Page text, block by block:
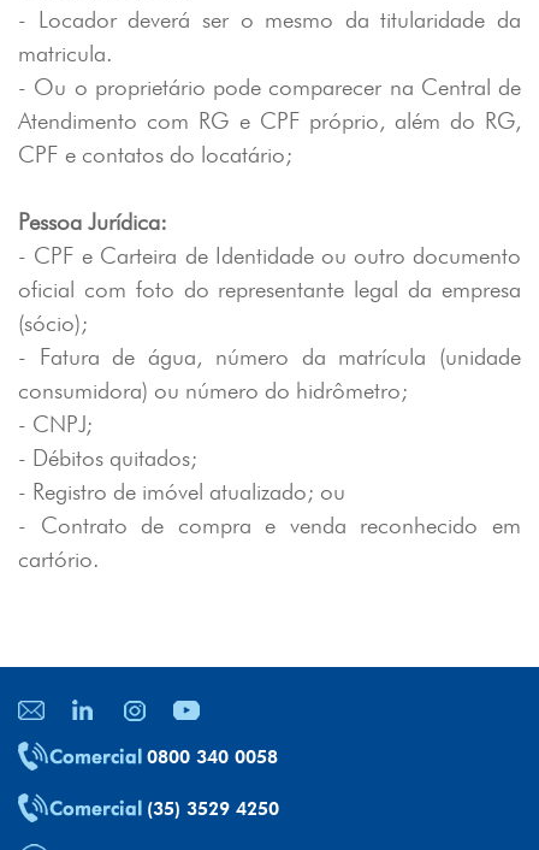
- Locador deverá ser o mesmo da titularidade da
matricula.
- Ou o proprietário pode comparecer na Central de
Atendimento com RG e CPF próprio, além do RG,
CPF e contatos do locatário;
Pessoa Jurídica:
- CPF e Carteira de Identidade ou outro documento
oficial com foto do representante legal da empresa
(sócio);
- Fatura de água, número da matrícula (unidade
consumidora) ou número do hidrômetro;
- CNPJ;
- Débitos quitados;
- Registro de imóvel atualizado; ou
- Contrato de compra e venda reconhecido em
cartório.
0800 340 0058
(35) 3529 4250